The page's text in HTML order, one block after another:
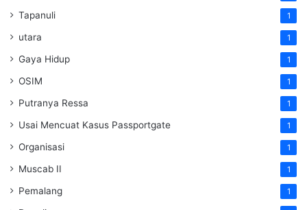
Tapanuli 1
utara 1
Gaya Hidup 1
OSIM 1
Putranya Ressa 1
Usai Mencuat Kasus Passportgate 1
Organisasi 1
Muscab II 1
Pemalang 1